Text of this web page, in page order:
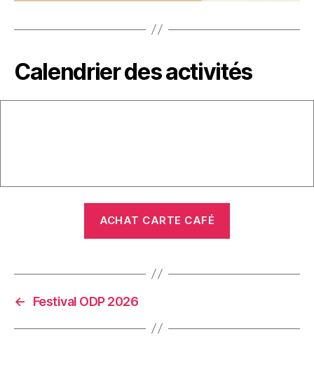
Calendrier des activités
ACHAT CARTE CAFÉ
← Festival ODP 2026